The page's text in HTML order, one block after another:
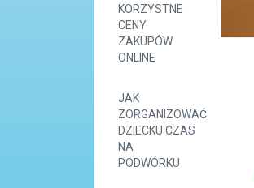
KORZYSTNE
CENY
ZAKUPÓW
ONLINE
JAK
ZORGANIZOWAĆ
DZIECKU CZAS
NA
PODWÓRKU